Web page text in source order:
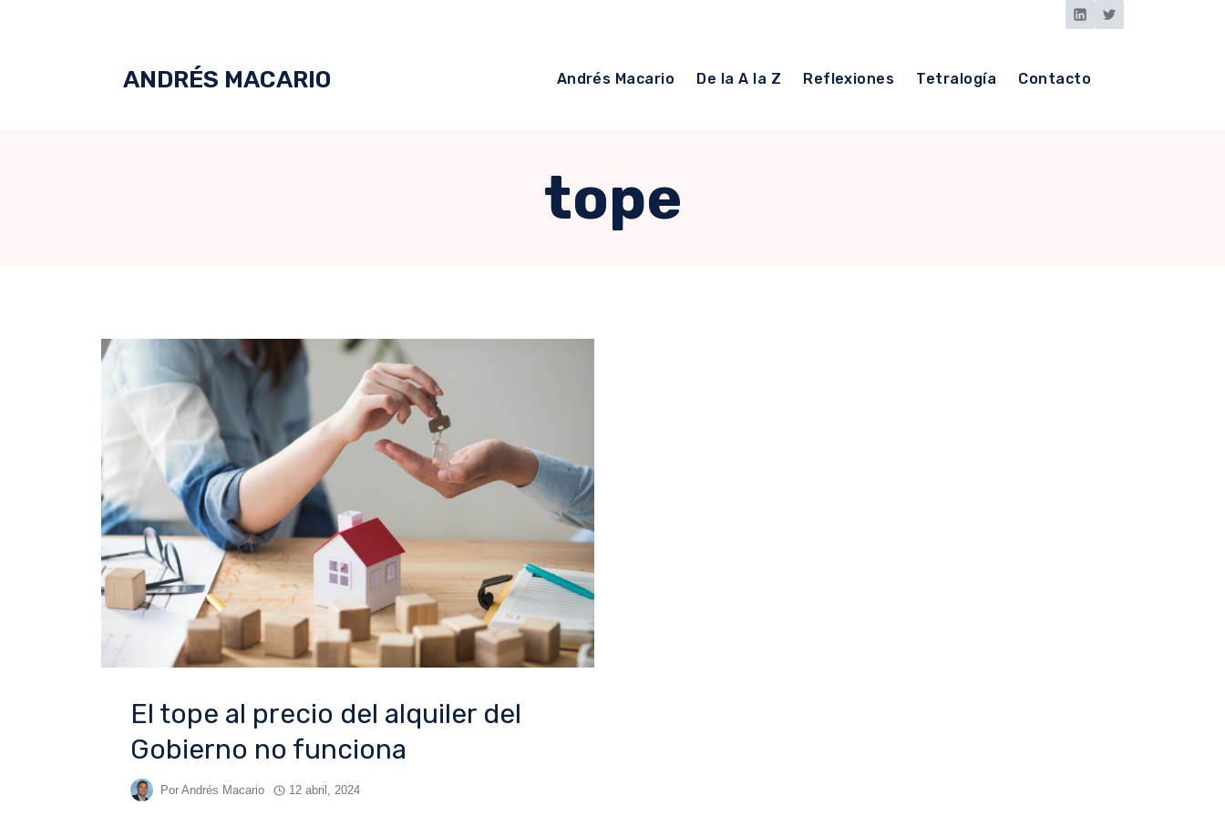
ANDRÉS MACARIO Andrés Macario De la A la Z Reflexiones Tetralogía Contacto
tope
El tope al precio del alquiler del
Gobierno no funciona
Por Andrés Macario 12 abril, 2024